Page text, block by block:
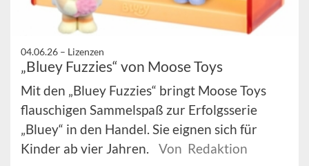
04.06.26 – Lizenzen
„Bluey Fuzzies“ von Moose Toys
Mit den „Bluey Fuzzies“ bringt Moose Toys
flauschigen Sammelspaß zur Erfolgsserie
„Bluey“ in den Handel. Sie eignen sich für
Kinder ab vier Jahren.
Von Redaktion